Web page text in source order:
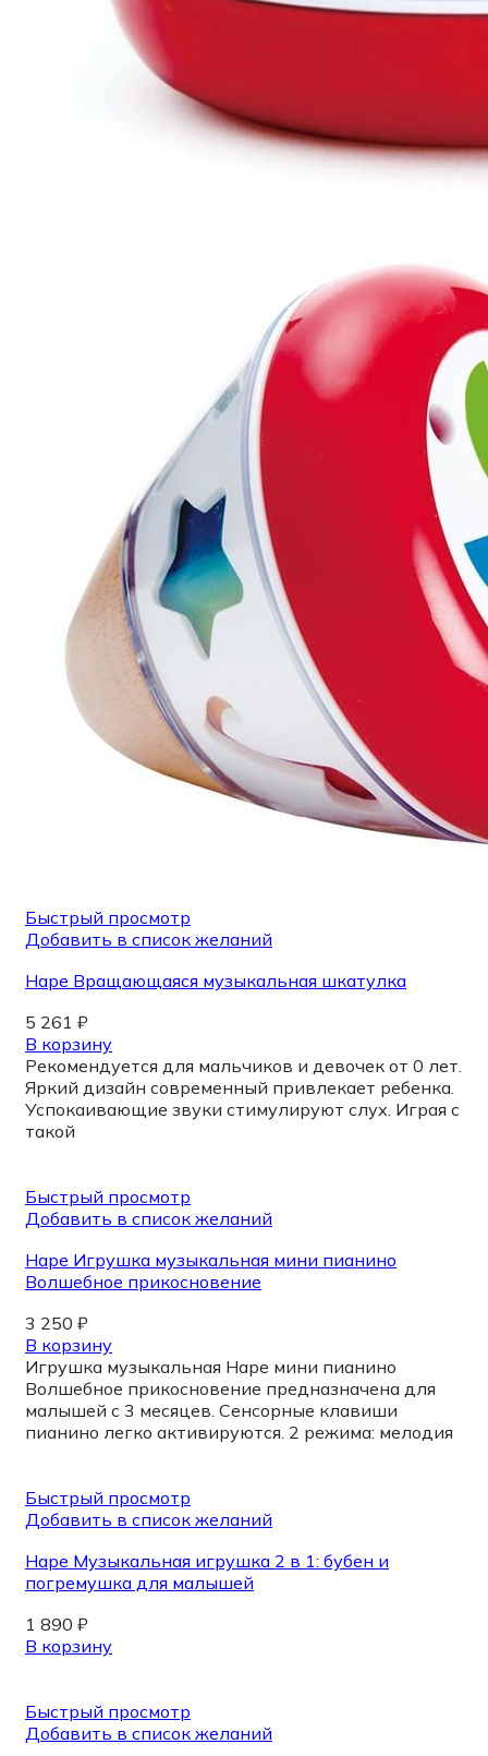
Быстрый просмотр
Добавить в список желаний
Hape Вращающаяся музыкальная шкатулка
5 261 ₽
В корзину
Рекомендуется для мальчиков и девочек от 0 лет.
Яркий дизайн современный привлекает ребенка.
Успокаивающие звуки стимулируют слух. Играя с
такой
Быстрый просмотр
Добавить в список желаний
Hape Игрушка музыкальная мини пианино
Волшебное прикосновение
3 250 ₽
В корзину
Игрушка музыкальная Hape мини пианино
Волшебное прикосновение предназначена для
малышей с 3 месяцев. Сенсорные клавиши
пианино легко активируются. 2 режима: мелодия
Быстрый просмотр
Добавить в список желаний
Hape Музыкальная игрушка 2 в 1: бубен и
погремушка для малышей
1 890 ₽
В корзину
Быстрый просмотр
Добавить в список желаний